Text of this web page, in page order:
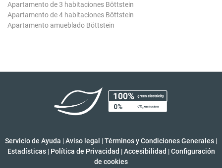
Apartamento de 3 habitaciones Böttstein
Apartamento de 4 habitaciones Böttstein
Apartamento amueblado Böttstein
Servicio de Ayuda |Aviso legal |Términos y Condiciones Generales |
Estadísticas | Política de Privacidad | Accesibilidad | Configuración
de cookies